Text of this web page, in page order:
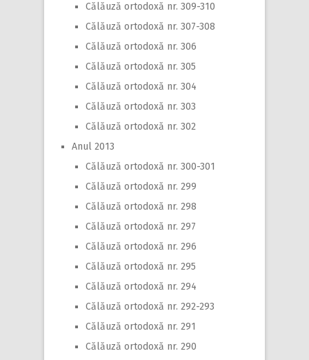
Călăuză ortodoxă nr. 309-310
Călăuză ortodoxă nr. 307-308
Călăuză ortodoxă nr. 306
Călăuză ortodoxă nr. 305
Călăuză ortodoxă nr. 304
Călăuză ortodoxă nr. 303
Călăuză ortodoxă nr. 302
Anul 2013
Călăuză ortodoxă nr. 300-301
Călăuză ortodoxă nr. 299
Călăuză ortodoxă nr. 298
Călăuză ortodoxă nr. 297
Călăuză ortodoxă nr. 296
Călăuză ortodoxă nr. 295
Călăuză ortodoxă nr. 294
Călăuză ortodoxă nr. 292-293
Călăuză ortodoxă nr. 291
Călăuză ortodoxă nr. 290